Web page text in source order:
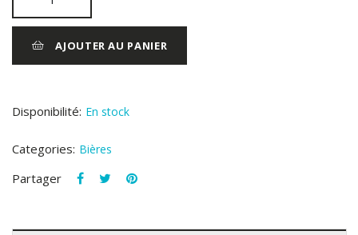
AJOUTER AU PANIER
Disponibilité: En stock
Categories: Bières
Partager